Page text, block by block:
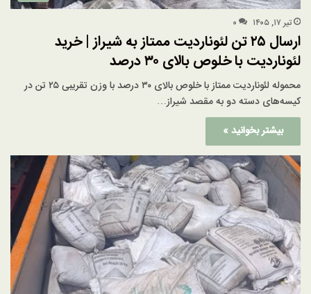
تیر ۱۷, ۱۴۰۵ ۰
ارسال ۲۵ تن لئوناردیت ممتاز به شیراز | خرید
لئوناردیت با خلوص بالای ۳۰ درصد
محموله لئوناردیت ممتاز با خلوص بالای ۳۰ درصد با وزن تقریبی ۲۵ تن در
کیسه‌های دسته دو به مقصد شیراز…
بیشتر بخوانید »